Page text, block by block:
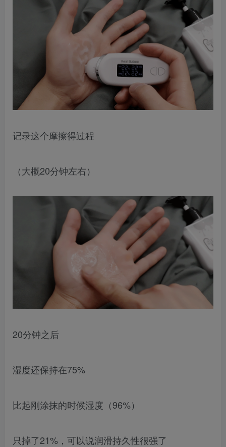
记录这个摩擦得过程
（大概20分钟左右）
20分钟之后
湿度还保持在75%
比起刚涂抹的时候湿度（96%）
只掉了21%，可以说润滑持久性很强了